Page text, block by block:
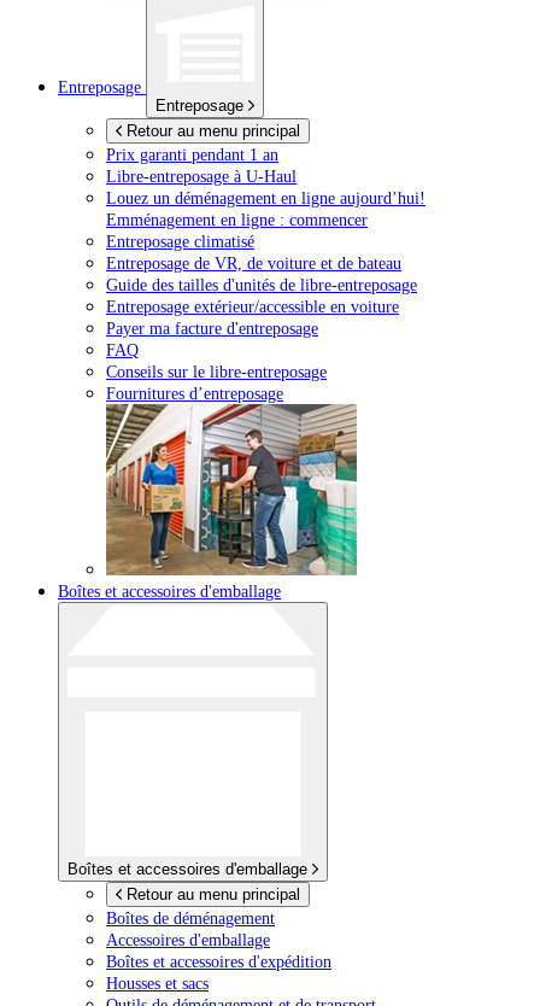
Entreposage
Entreposage
Retour au menu principal
Prix garanti pendant 1 an
Libre-entreposage à U-Haul
Louez un déménagement en ligne aujourd’hui!
Emménagement en ligne : commencer
Entreposage climatisé
Entreposage de VR, de voiture et de bateau
Guide des tailles d'unités de libre-entreposage
Entreposage extérieur/accessible en voiture
Payer ma facture d'entreposage
FAQ
Conseils sur le libre-entreposage
Fournitures d’entreposage
Boîtes et accessoires d'emballage
Boîtes et accessoires d'emballage
Retour au menu principal
Boîtes de déménagement
Accessoires d'emballage
Boîtes et accessoires d'expédition
Housses et sacs